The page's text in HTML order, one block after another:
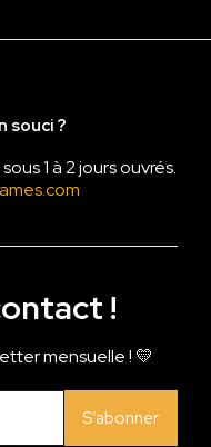
souci ?
1 à 2 jours ouvrés.
!
mensuelle ! 💛
S’abonner